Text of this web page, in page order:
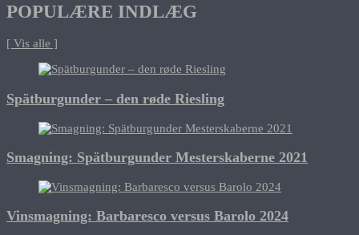
POPULÆRE INDLÆG
[ Vis alle ]
Spätburgunder – den røde Riesling
Smagning: Spätburgunder Mesterskaberne 2021
Vinsmagning: Barbaresco versus Barolo 2024